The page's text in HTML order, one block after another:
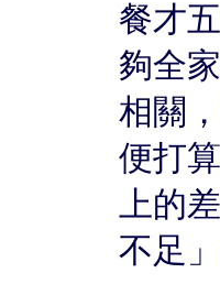
餐才
夠全
相關
便打
上的
不足